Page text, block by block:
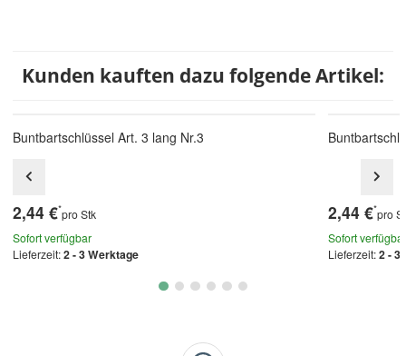
Kunden kauften dazu folgende Artikel:
Buntbartschlüssel Art. 3 lang Nr.3
2,44 €*pro Stk
Sofort verfügbar
Lieferzeit:2 - 3 Werktage
2,44 €*pro
Sofort verfügbar
Lieferzeit:2 - 3